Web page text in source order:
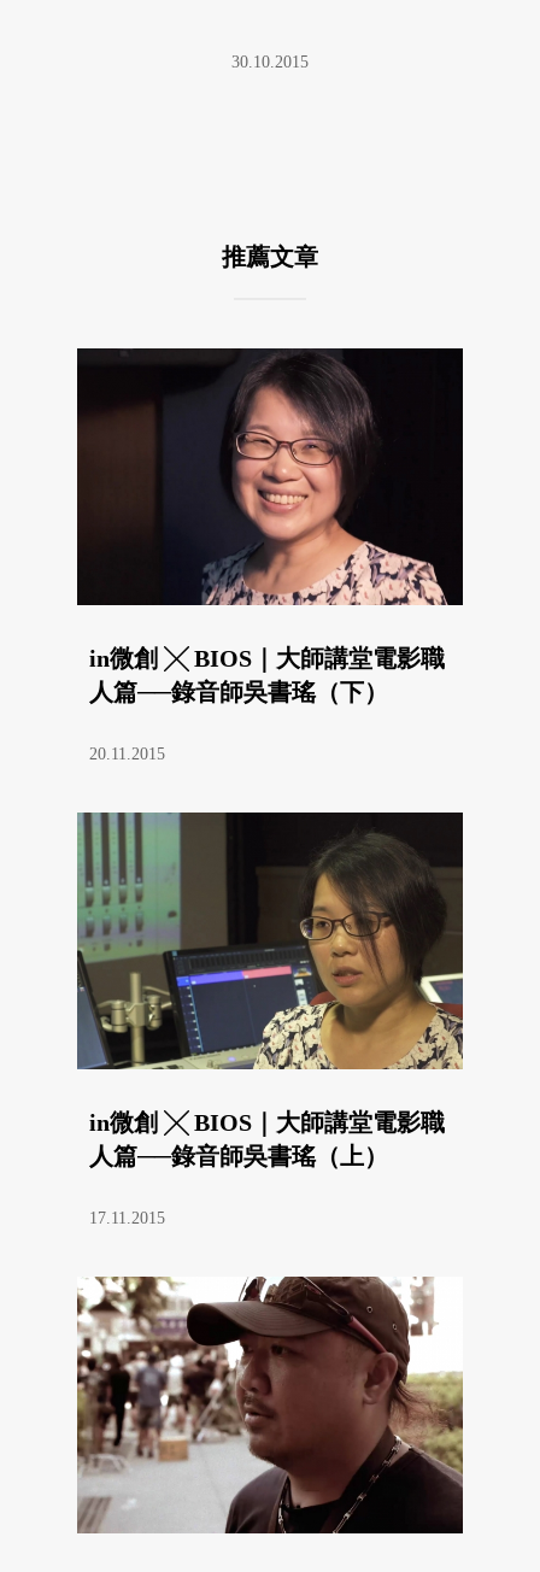
30.10.2015
推薦文章
in微創 ╳ BIOS｜大師講堂電影職
人篇──錄音師吳書瑤（下）
20.11.2015
in微創 ╳ BIOS｜大師講堂電影職
人篇──錄音師吳書瑤（上）
17.11.2015